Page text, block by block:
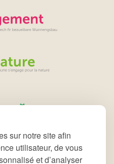
sur notre site afin
utilisateur, de vous
et d’analyser